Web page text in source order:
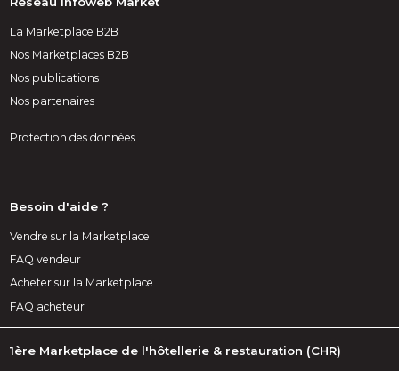
La Marketplace B2B
Nos Marketplaces B2B
Nos publications
Nos partenaires
Protection des données
Besoin d'aide ?
Vendre sur la Marketplace
FAQ vendeur
Acheter sur la Marketplace
FAQ acheteur
1ère Marketplace de l'hôtellerie & restauration (CHR)